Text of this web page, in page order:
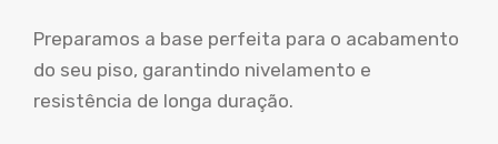
Preparamos a base perfeita para o acabamento
do seu piso, garantindo nivelamento e
resistência de longa duração.